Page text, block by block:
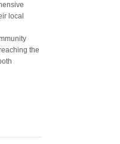
local
the